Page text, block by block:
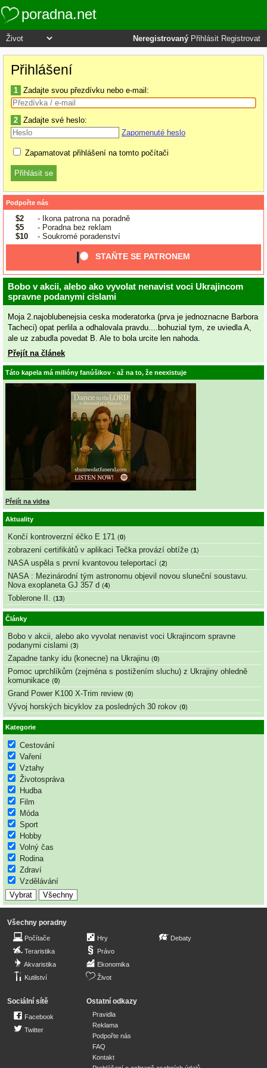
poradna.net
Neregistrovaný Přihlásit Registrovat
Přihlášení
1 Zadajte svou přezdívku nebo e-mail:
2 Zadajte své heslo:
Zapomenuté heslo
Zapamatovat přihlášení na tomto počítači
Podpořte nás
$2
- Ikona patrona na poradně
$5
- Poradna bez reklam
$10
- Soukromé poradenství
STAŇTE SE PATRONEM
Bobo v akcii, alebo ako vyvolat nenavist voci Ukrajincom
spravne podanymi cislami
Moja 2.najoblubenejsia ceska moderatorka (prva je jednoznacne Barbora
Tacheci) opat perlila a odhalovala pravdu....bohuzial tym, ze uviedla A,
ale uz zabudla povedat B. Ale to bola urcite len nahoda.
Přejít na článek
Táto kapela má milióny fanúšikov - až na to, že neexistuje
Přejít na videa
Aktuality
Končí kontroverzní éčko E 171 (0)
zobrazení certifikátů v aplikaci Tečka provází obtíže (1)
NASA uspěla s první kvantovou teleportací (2)
NASA : Mezinárodní tým astronomu objevil novou sluneční soustavu.
Nova exoplaneta GJ 357 d (4)
Toblerone II. (13)
Články
Bobo v akcii, alebo ako vyvolat nenavist voci Ukrajincom spravne
podanymi cislami (3)
Zapadne tanky idu (konecne) na Ukrajinu (0)
Pomoc uprchlíkům (zejména s postižením sluchu) z Ukrajiny ohledně
komunikace (0)
Grand Power K100 X-Trim review (0)
Vývoj horských bicyklov za posledných 30 rokov (0)
Kategorie
Cestování
Vaření
Vztahy
Životospráva
Hudba
Film
Móda
Sport
Hobby
Volný čas
Rodina
Zdraví
Vzdělávání
Všechny poradny
Počítače
Teraristika
Akvaristika
Kutilství
Hry
Právo
Ekonomika
Život
Debaty
Sociální sítě
Facebook
Twitter
Ostatní odkazy
Pravidla
Reklama
Podpořte nás
FAQ
Kontakt